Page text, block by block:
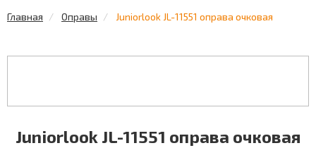
Главная Оправы Juniorlook JL-11551 оправа очковая
Juniorlook JL-11551 оправа очковая